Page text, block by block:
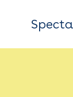
Top
Bar